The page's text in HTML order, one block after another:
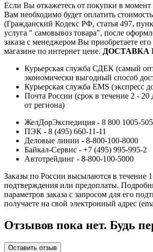
Если Вы откажетесь от покупки в момент
Вам необходимо будет оплатить
(Гражданский Кодекс РФ, статья 497,
услуга " самовывоз товара", после
заказа с менеджером Вы приобретаете
магазине по интернет цене. ДОСТАВКА
Курьерская служба СДЕК (самый
экономически выгодный способ
Курьерская служба EMS (экспресс
Почта России (срок в течение 2 - 20
от региона)
ЖелДорЭкспедиция - 8 800 1005-505
ПЭК - 8 (495) 660-11-11
Деловые линии - 8-800-100-8000
Байкал-Сервис - +7 (495) 995-995-2
Автотрейдинг - 8-800-100-5000
Заказы по России высылаются в течение
подтверждения или предоплаты.
параметров заказа с запросом для его
получаете на свой электронный адрес
Отзывов пока нет. Будь
Оставить отзыв